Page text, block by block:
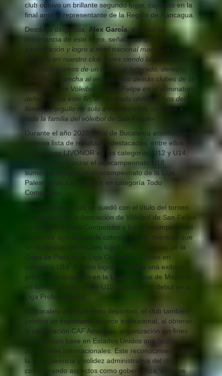
club obtuvo un brillante segundo lugar, cayendo en la
final ante el representante de la Región de Rancagua.
Desde la dirigencia, Alex García, destacó la
importancia de este logro, señalando que «esta
participación y logro a nivel nacional marca un hito
histórico en nuestro club, pues siendo la primera vez
que participamos de un nacional federado, derecho
ganado en cancha al vencer a los demás clubes de la
Asociación de Vóleibol de San Felipe en el eliminatorio
definido para este fin, el resultado obtenido nos debe
llenar de orgullo no solo a nuestro club, sino que a
toda la familia del vóleibol de San Felipe»
Durante el año 2025, Real de Bucalemu acumuló una
extensa lista de resultados destacados, entre ellos:
campeones LIVONOR en las categorías U12 y U14,
además de alcanzar el vicecampeonato U18,
sumando también el vicecampeonato de la Liga
Palestina de Las Condes en categoría Todo
Competidor.
A nivel local, el club se quedó con el título del torneo
de clausura de la Asociación de Vóleibol de San Felipe
en categoría Todo Competidor y fue vicecampeón del
torneo de apertura en la categoría U18, mientras que
en instancias interclubes logró el campeonato de la
Copa de Plata de la Liga Central de Clubes en
categoría U14. A estos logros se suma una exitosa
primera participación en la Liga Nacional de Menores
en las categorías U14 y U18, junto con el debut en la
Liga Profesional A3.
En paralelo al crecimiento deportivo, el club también
celebró un importante avance institucional, al obtener
la certificación CAF Americas, organización sin fines
de lucro con base en Estados Unidos que facilita
donaciones internacionales. Este reconocimiento avala
la transparencia y solidez administrativa del club,
considerando aspectos como gobernanza, estados